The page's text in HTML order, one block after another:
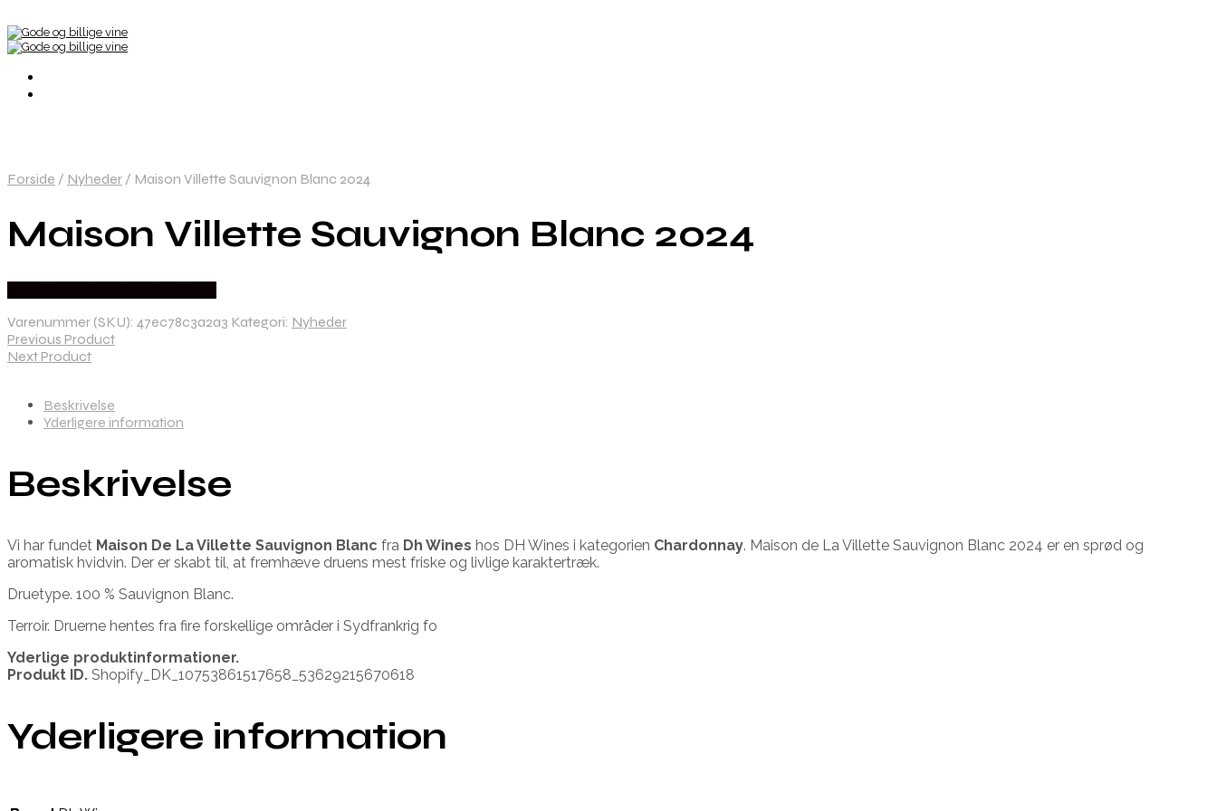
Forside / Nyheder / Maison Villette Sauvignon Blanc 2024
Maison Villette Sauvignon Blanc 2024
Varenummer (SKU): 47ec78c3a2a3 Kategori: Nyheder
Previous Product
Next Product
Beskrivelse
Yderligere information
Beskrivelse
Vi har fundet Maison De La Villette Sauvignon Blanc fra Dh Wines hos DH Wines i kategorien Chardonnay. Maison de La Villette Sauvignon Blanc 2024 er en sprød og
aromatisk hvidvin. Der er skabt til, at fremhæve druens mest friske og livlige karaktertræk.
Druetype. 100 % Sauvignon Blanc.
Terroir. Druerne hentes fra fire forskellige områder i Sydfrankrig fo
Yderlige produktinformationer.
Produkt ID. Shopify_DK_10753861517658_53629215670618
Yderligere information